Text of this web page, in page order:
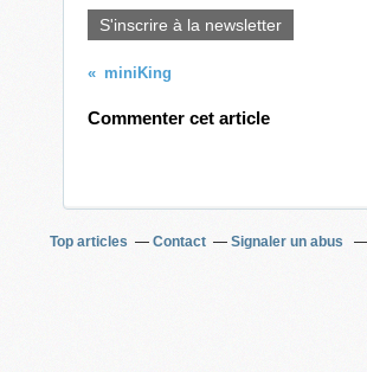
S'inscrire à la newsletter
miniKing
Commenter cet article
Top articles Contact Signaler un abus